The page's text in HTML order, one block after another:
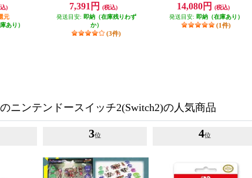
)
元
あり）
7,391円
(税込)
発送目安: 即納（在庫残りわず
か）
(3件)
14,080円
(税込)
発送目安: 即納（在庫あり）
(1件)
ニンテンドースイッチ2(Switch2)の人気商品
3位 4位